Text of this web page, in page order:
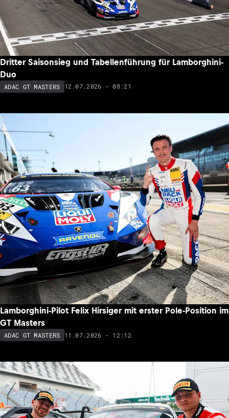
Dritter Saisonsieg und Tabellenführung für Lamborghini-
Duo
ADAC GT MASTERS 12.07.2026 - 08:21
Lamborghini-Pilot Felix Hirsiger mit erster Pole-Position im
GT Masters
ADAC GT MASTERS 11.07.2026 - 12:12